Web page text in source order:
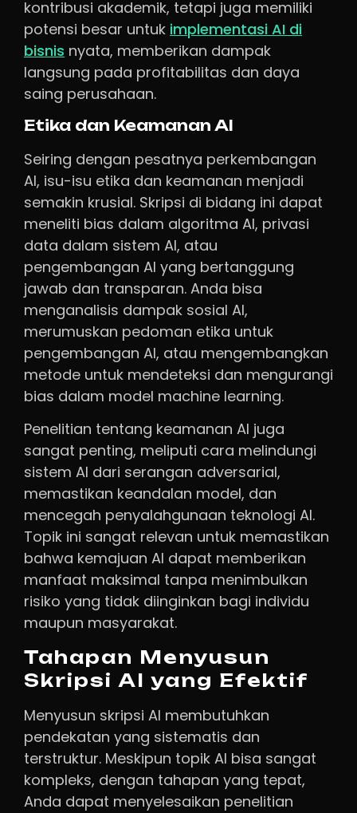
kontribusi akademik, tetapi juga memiliki
potensi besar untuk implementasi AI di
bisnis nyata, memberikan dampak
langsung pada profitabilitas dan daya
saing perusahaan.
Etika dan Keamanan AI
Seiring dengan pesatnya perkembangan
AI, isu-isu etika dan keamanan menjadi
semakin krusial. Skripsi di bidang ini dapat
meneliti bias dalam algoritma AI, privasi
data dalam sistem AI, atau
pengembangan AI yang bertanggung
jawab dan transparan. Anda bisa
menganalisis dampak sosial AI,
merumuskan pedoman etika untuk
pengembangan AI, atau mengembangkan
metode untuk mendeteksi dan mengurangi
bias dalam model machine learning.
Penelitian tentang keamanan AI juga
sangat penting, meliputi cara melindungi
sistem AI dari serangan adversarial,
memastikan keandalan model, dan
mencegah penyalahgunaan teknologi AI.
Topik ini sangat relevan untuk memastikan
bahwa kemajuan AI dapat memberikan
manfaat maksimal tanpa menimbulkan
risiko yang tidak diinginkan bagi individu
maupun masyarakat.
Tahapan Menyusun
Skripsi AI yang Efektif
Menyusun skripsi AI membutuhkan
pendekatan yang sistematis dan
terstruktur. Meskipun topik AI bisa sangat
kompleks, dengan tahapan yang tepat,
Anda dapat menyelesaikan penelitian